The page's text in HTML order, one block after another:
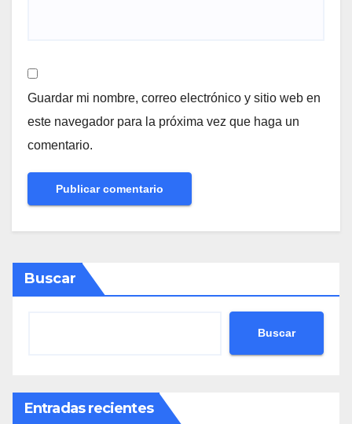
Guardar mi nombre, correo electrónico y sitio web en
este navegador para la próxima vez que haga un
comentario.
Buscar
Buscar
Entradas recientes